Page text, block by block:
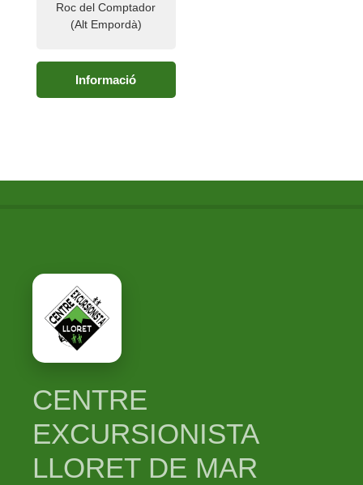
Roc del Comptador
(Alt Empordà)
Informació
CENTRE
EXCURSIONISTA
LLORET DE MAR